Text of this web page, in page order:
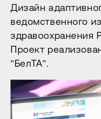
Дизайн
ведомственного
здравоохранения
Проект
"БелТА".